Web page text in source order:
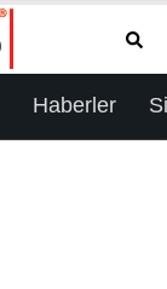
Haberler